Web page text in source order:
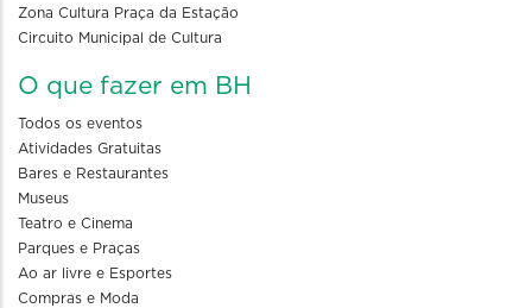
Zona Cultura Praça da Estação
Circuito Municipal de Cultura
O que fazer em BH
Todos os eventos
Atividades Gratuitas
Bares e Restaurantes
Museus
Teatro e Cinema
Parques e Praças
Ao ar livre e Esportes
Compras e Moda